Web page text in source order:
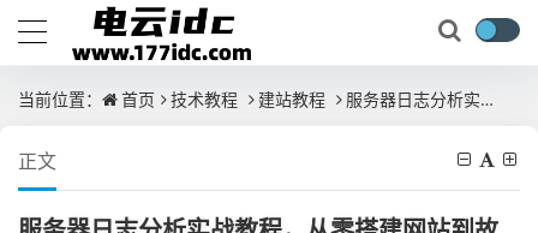
当前位置： 首页 技术教程 建站教程 服务器日志分析实战教程，从零搭建网站到故障排查全流程
正文